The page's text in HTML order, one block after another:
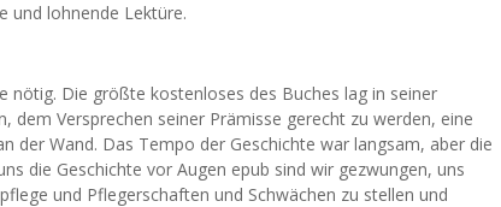
und lohnende Lektüre.
nötig. Die größte kostenloses des Buches lag in seiner
dem Versprechen seiner Prämisse gerecht zu werden, eine
der Wand. Das Tempo der Geschichte war langsam, aber die
die Geschichte vor Augen epub sind wir gezwungen, uns
und Pflegerschaften und Schwächen zu stellen und